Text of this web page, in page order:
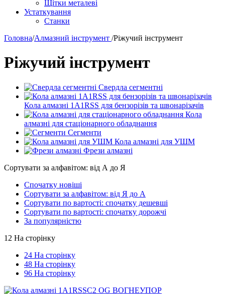
Щітки металеві
Устаткування
Станки
Головна/Алмазний інструмент /Ріжучий інструмент
Ріжучий інструмент
Свердла сегментні
Кола алмазні 1A1RSS для бензорізів та швонарізачів
Кола
алмазні для стаціонарного обладнання
Сегменти
Кола алмазні для УШМ
Фрези алмазні
Сортувати за алфавітом: від А до Я
Спочатку новіші
Сортувати за алфавітом: від Я до А
Сортувати по вартості: спочатку дешевші
Сортувати по вартості: спочатку дорожчі
За популярністю
12 На сторінку
24 На сторінку
48 На сторінку
96 На сторінку